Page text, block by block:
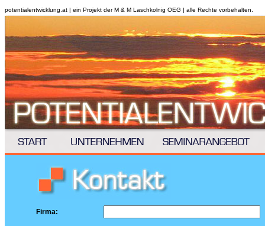
potentialentwicklung.at | ein Projekt der M & M Laschkolnig OEG | alle Rechte vorbehalten.
Firma: